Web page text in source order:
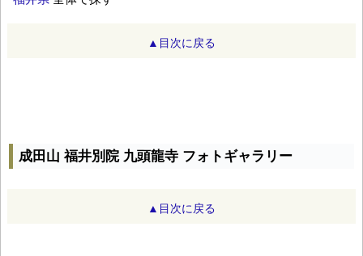
▲目次に戻る
成田山 福井別院 九頭龍寺 フォトギャラリー
▲目次に戻る